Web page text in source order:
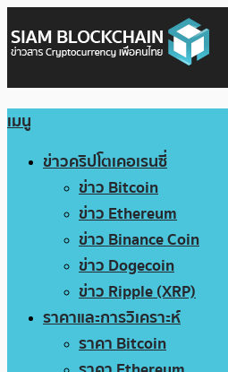
เมนู
ข่าวคริปโตเคอเรนซี่
ข่าว Bitcoin
ข่าว Ethereum
ข่าว Binance Coin
ข่าว Dogecoin
ข่าว Ripple (XRP)
ราคาและการวิเคราะห์
ราคา Bitcoin